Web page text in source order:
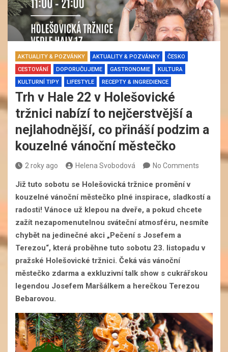
AKTUALITY & POZVÁNKY AKTUALITY & POZVÁNKY
ČESKO
CESTOVÁNÍ
DOPORUČUJEME GASTRONOMIE
KULTURA
KULTURNÍ TIPY
LIFESTYLE RECEPTY & INGREDIENCE
Trh v Hale 22 v Holešovické
tržnici nabízí to nejčerstvější a
nejlahodnější, co přináší podzim a
kouzelné vánoční městečko
2 roky ago Helena Svobodová No Comments
Již tuto sobotu se Holešovická tržnice promění v
kouzelné vánoční městečko plné inspirace, sladkostí a
radosti! Vánoce už klepou na dveře, a pokud chcete
zažít nezapomenutelnou sváteční atmosféru, nesmíte
chybět na jedinečné akci „Pečení s Josefem a
Terezou“, která proběhne tuto sobotu 23. listopadu v
pražské Holešovické tržnici. Čeká vás vánoční
městečko zdarma a exkluzivní talk show s cukrářskou
legendou Josefem Maršálkem a herečkou Terezou
Bebarovou.